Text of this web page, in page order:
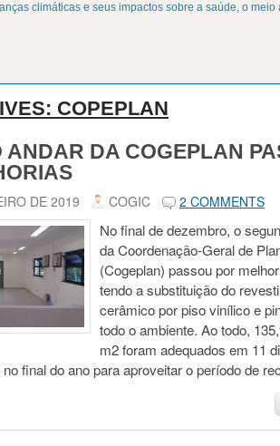
climáticas e seus impactos sobre a saúde, o meio
COPEPLAN
ANDAR DA COGEPLAN
DE 2019 COGIC 2 COMMENTS
No final de dezembro, o
da Coordenação-Geral de
(Cogeplan) passou por
tendo a substituição do
cerâmico por piso vinílico e
todo o ambiente. Ao todo,
m2 foram adequados em 11
final do ano para aproveitar o período de